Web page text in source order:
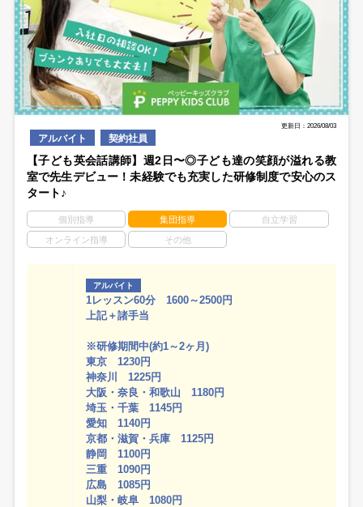
更新日：2026/08/03
アルバイト 契約社員
【子ども英会話講師】週2日〜◎子ども達の笑顔が溢れる教
室で先生デビュー！未経験でも充実した研修制度で安心のス
タート♪
個別指導 集団指導 自立学習
オンライン指導 その他
アルバイト
1レッスン60分 1600～2500円
上記＋諸手当
※研修期間中(約1～2ヶ月)
東京 1230円
神奈川 1225円
大阪・奈良・和歌山 1180円
埼玉・千葉 1145円
愛知 1140円
京都・滋賀・兵庫 1125円
静岡 1100円
三重 1090円
広島 1085円
山梨・岐阜 1080円